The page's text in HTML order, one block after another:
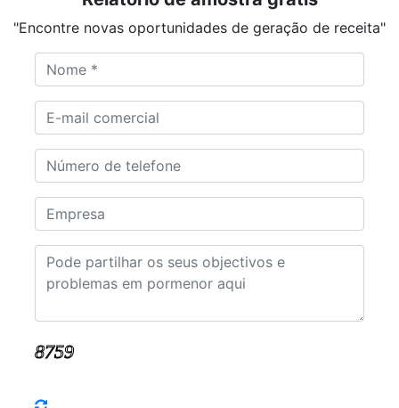
"Encontre novas oportunidades de geração de receita"